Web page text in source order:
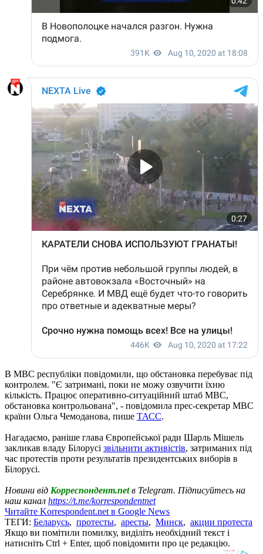
В МВС республіки повідомили, що обстановка перебуває під
контролем. "Є затримані, поки не можу озвучити їхню
кількість. Працює оперативно-ситуаційний штаб МВС,
обстановка контрольована", - повідомила прес-секретар МВС
країни Ольга Чемоданова, пише ТАСС.
Нагадаємо, раніше глава Європейської ради Шарль Мішель
закликав владу Білорусі звільнити активістів, затриманих під
час протестів проти результатів президентських виборів в
Білорусі.
Новини від Корреспондент.netв Telegram. Підписуйтесь на
наш канал https://t.me/korrespondentnet
Читайте Korrespondent.net в Google News
ТЕГИ: Беларусь, протесты, аресты, Минск, акции протеста
Якщо ви помітили помилку, виділіть необхідний текст і
натисніть Ctrl + Enter, щоб повідомити про це редакцію.